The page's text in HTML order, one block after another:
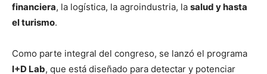
financiera, la logística, la agroindustria, la salud y hasta
el turismo.
Como parte integral del congreso, se lanzó el programa
I+D Lab, que está diseñado para detectar y potenciar